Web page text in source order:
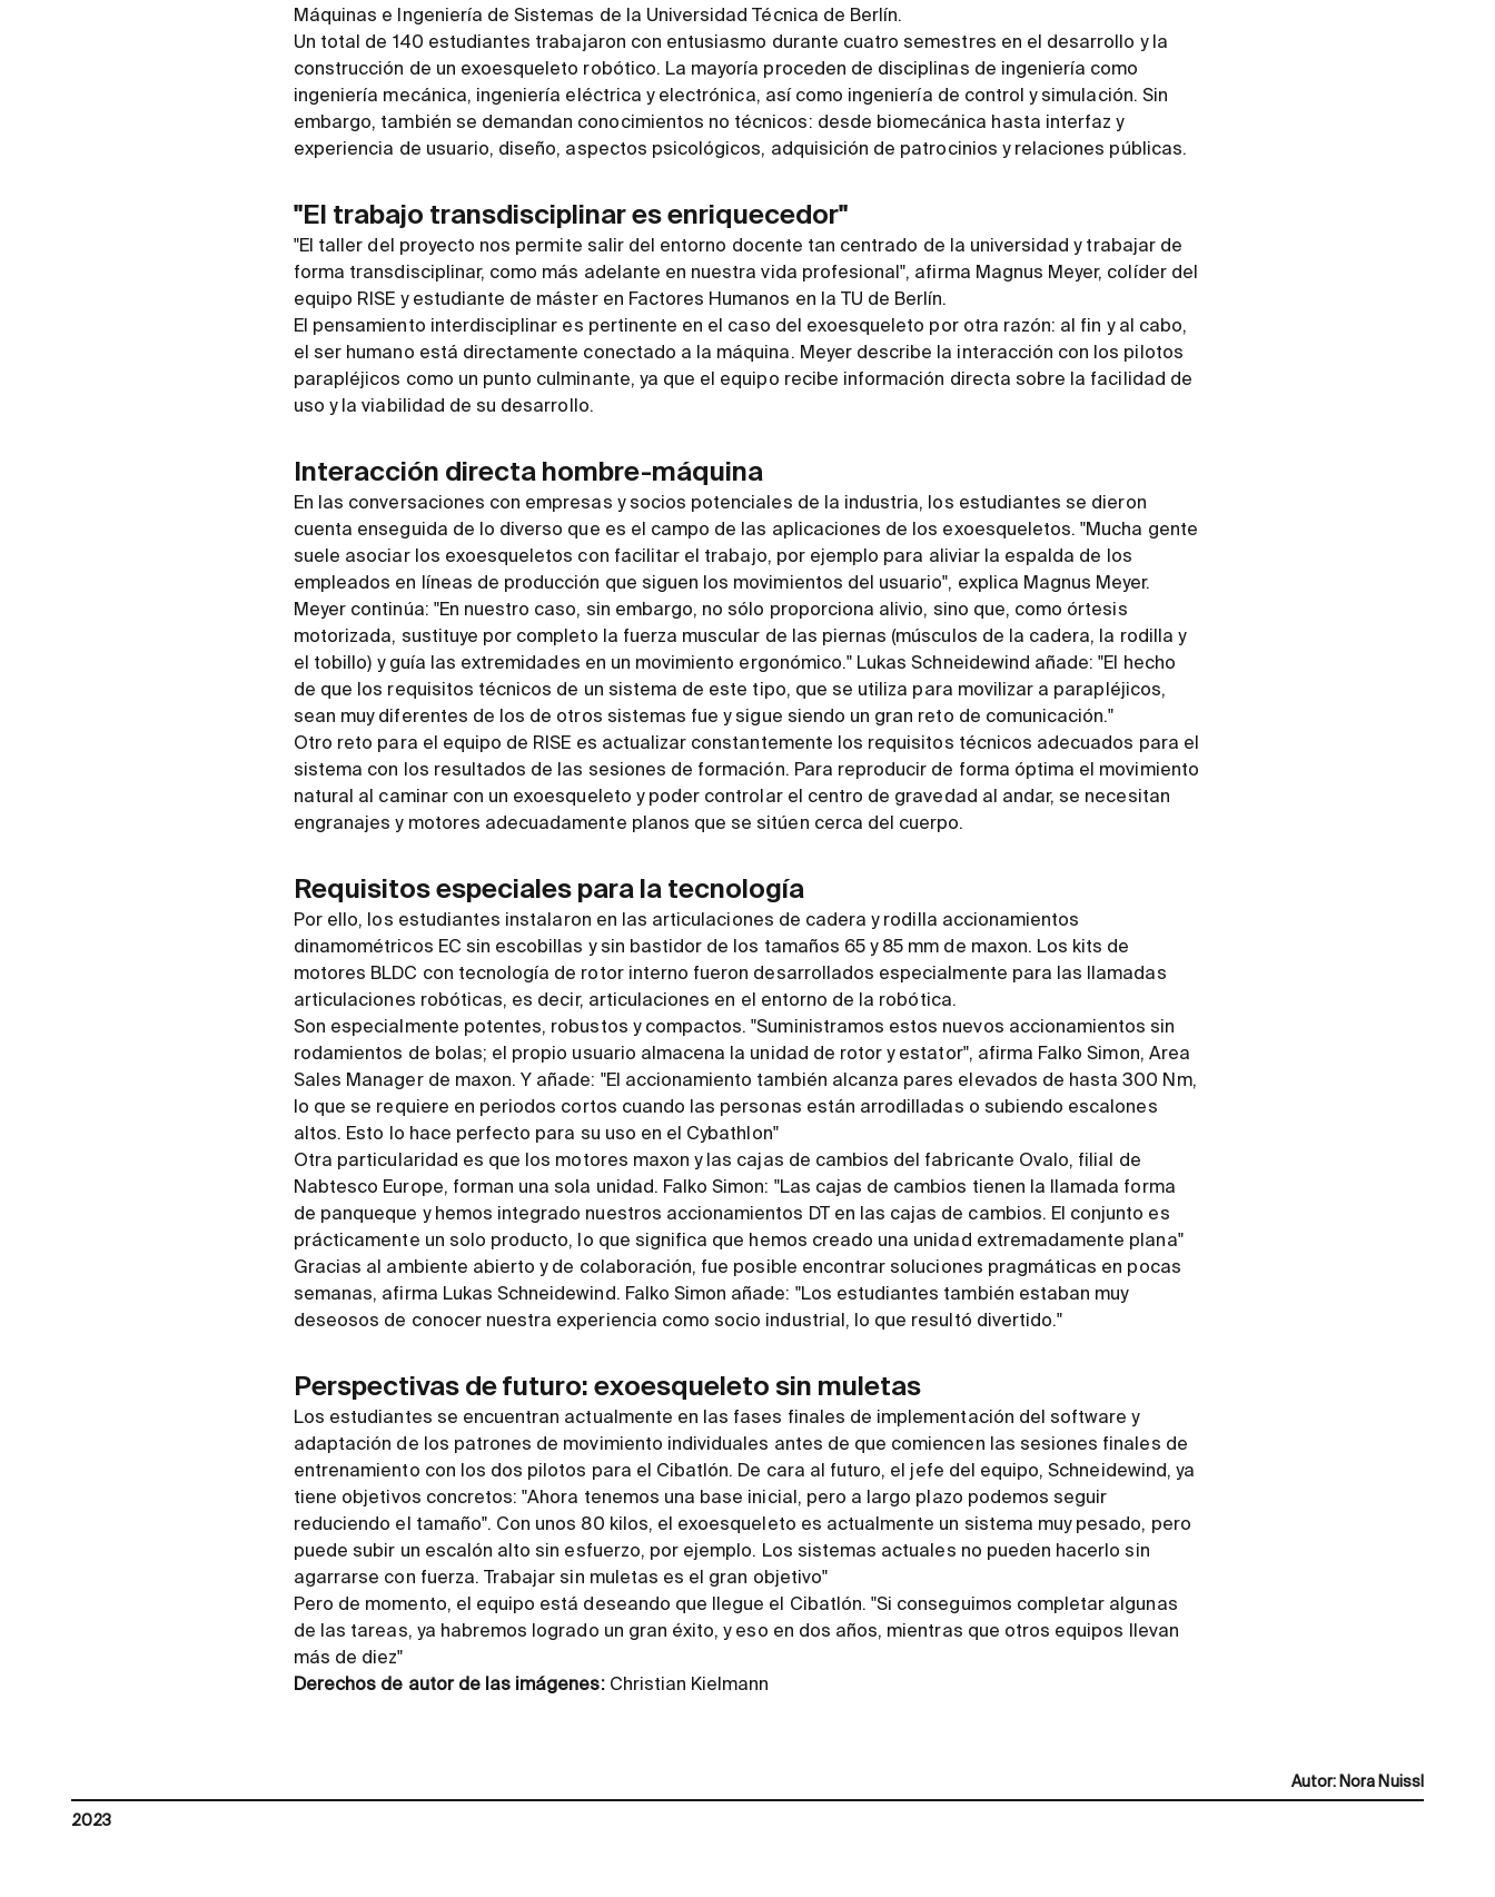
Máquinas e Ingeniería de Sistemas de la Universidad Técnica de Berlín.
Un total de 140 estudiantes trabajaron con entusiasmo durante cuatro semestres en el desarrollo y la
construcción de un exoesqueleto robótico. La mayoría proceden de disciplinas de ingeniería como
ingeniería mecánica, ingeniería eléctrica y electrónica, así como ingeniería de control y simulación. Sin
embargo, también se demandan conocimientos no técnicos: desde biomecánica hasta interfaz y
experiencia de usuario, diseño, aspectos psicológicos, adquisición de patrocinios y relaciones públicas.
"El trabajo transdisciplinar es enriquecedor"
"El taller del proyecto nos permite salir del entorno docente tan centrado de la universidad y trabajar de
forma transdisciplinar, como más adelante en nuestra vida profesional", afirma Magnus Meyer, colíder del
equipo RISE y estudiante de máster en Factores Humanos en la TU de Berlín.
El pensamiento interdisciplinar es pertinente en el caso del exoesqueleto por otra razón: al fin y al cabo,
el ser humano está directamente conectado a la máquina. Meyer describe la interacción con los pilotos
parapléjicos como un punto culminante, ya que el equipo recibe información directa sobre la facilidad de
uso y la viabilidad de su desarrollo.
Interacción directa hombre-máquina
En las conversaciones con empresas y socios potenciales de la industria, los estudiantes se dieron
cuenta enseguida de lo diverso que es el campo de las aplicaciones de los exoesqueletos. "Mucha gente
suele asociar los exoesqueletos con facilitar el trabajo, por ejemplo para aliviar la espalda de los
empleados en líneas de producción que siguen los movimientos del usuario", explica Magnus Meyer.
Meyer continúa: "En nuestro caso, sin embargo, no sólo proporciona alivio, sino que, como órtesis
motorizada, sustituye por completo la fuerza muscular de las piernas (músculos de la cadera, la rodilla y
el tobillo) y guía las extremidades en un movimiento ergonómico." Lukas Schneidewind añade: "El hecho
de que los requisitos técnicos de un sistema de este tipo, que se utiliza para movilizar a parapléjicos,
sean muy diferentes de los de otros sistemas fue y sigue siendo un gran reto de comunicación."
Otro reto para el equipo de RISE es actualizar constantemente los requisitos técnicos adecuados para el
sistema con los resultados de las sesiones de formación. Para reproducir de forma óptima el movimiento
natural al caminar con un exoesqueleto y poder controlar el centro de gravedad al andar, se necesitan
engranajes y motores adecuadamente planos que se sitúen cerca del cuerpo.
Requisitos especiales para la tecnología
Por ello, los estudiantes instalaron en las articulaciones de cadera y rodilla accionamientos
dinamométricos EC sin escobillas y sin bastidor de los tamaños 65 y 85 mm de maxon. Los kits de
motores BLDC con tecnología de rotor interno fueron desarrollados especialmente para las llamadas
articulaciones robóticas, es decir, articulaciones en el entorno de la robótica.
Son especialmente potentes, robustos y compactos. "Suministramos estos nuevos accionamientos sin
rodamientos de bolas; el propio usuario almacena la unidad de rotor y estator", afirma Falko Simon, Area
Sales Manager de maxon. Y añade: "El accionamiento también alcanza pares elevados de hasta 300 Nm,
lo que se requiere en periodos cortos cuando las personas están arrodilladas o subiendo escalones
altos. Esto lo hace perfecto para su uso en el Cybathlon"
Otra particularidad es que los motores maxon y las cajas de cambios del fabricante Ovalo, filial de
Nabtesco Europe, forman una sola unidad. Falko Simon: "Las cajas de cambios tienen la llamada forma
de panqueque y hemos integrado nuestros accionamientos DT en las cajas de cambios. El conjunto es
prácticamente un solo producto, lo que significa que hemos creado una unidad extremadamente plana"
Gracias al ambiente abierto y de colaboración, fue posible encontrar soluciones pragmáticas en pocas
semanas, afirma Lukas Schneidewind. Falko Simon añade: "Los estudiantes también estaban muy
deseosos de conocer nuestra experiencia como socio industrial, lo que resultó divertido."
Perspectivas de futuro: exoesqueleto sin muletas
Los estudiantes se encuentran actualmente en las fases finales de implementación del software y
adaptación de los patrones de movimiento individuales antes de que comiencen las sesiones finales de
entrenamiento con los dos pilotos para el Cibatlón. De cara al futuro, el jefe del equipo, Schneidewind, ya
tiene objetivos concretos: "Ahora tenemos una base inicial, pero a largo plazo podemos seguir
reduciendo el tamaño". Con unos 80 kilos, el exoesqueleto es actualmente un sistema muy pesado, pero
puede subir un escalón alto sin esfuerzo, por ejemplo. Los sistemas actuales no pueden hacerlo sin
agarrarse con fuerza. Trabajar sin muletas es el gran objetivo"
Pero de momento, el equipo está deseando que llegue el Cibatlón. "Si conseguimos completar algunas
de las tareas, ya habremos logrado un gran éxito, y eso en dos años, mientras que otros equipos llevan
más de diez"
Derechos de autor de las imágenes: Christian Kielmann
Autor: Nora Nuissl
2023